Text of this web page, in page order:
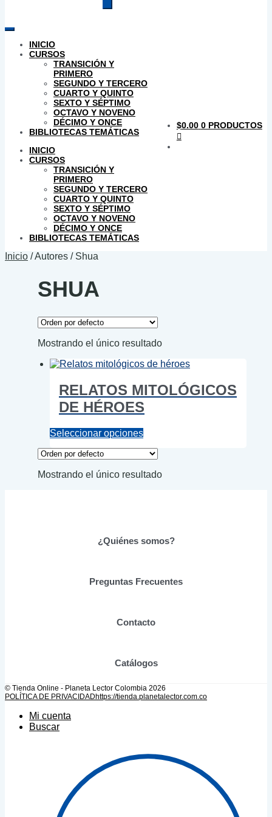
productos
INICIO
CURSOS
TRANSICIÓN Y
PRIMERO
SEGUNDO Y TERCERO
CUARTO Y QUINTO
SEXTO Y SÉPTIMO
OCTAVO Y NOVENO
DÉCIMO Y ONCE
BIBLIOTECAS TEMÁTICAS
INICIO
CURSOS
TRANSICIÓN Y
PRIMERO
SEGUNDO Y TERCERO
CUARTO Y QUINTO
SEXTO Y SÉPTIMO
OCTAVO Y NOVENO
DÉCIMO Y ONCE
BIBLIOTECAS TEMÁTICAS
$0.00 0 PRODUCTOS
Inicio /Autores / Shua
SHUA
Mostrando el único resultado
RELATOS MITOLÓGICOS
DE HÉROES
Seleccionar opcionesEste
tiene
variantes.
en
producto
Mostrando el único resultado
¿Quiénes somos?
Preguntas Frecuentes
Contacto
Catálogos
© Tienda Online - Planeta Lector Colombia 2026
POLÍTICA DE PRIVACIDADhttps://tienda.planetalector.com.co
Mi cuenta
Buscar